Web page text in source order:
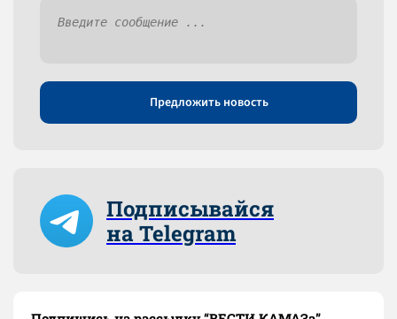
Предложить новость
Подписывайся
на Telegram